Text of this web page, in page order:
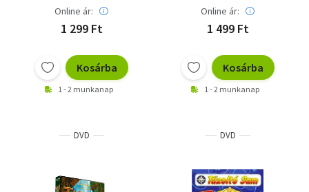
Online ár:
1 299 Ft
Kosárba
1 - 2 munkanap
Online ár:
1 499 Ft
Kosárba
1 - 2 munkanap
DVD DVD